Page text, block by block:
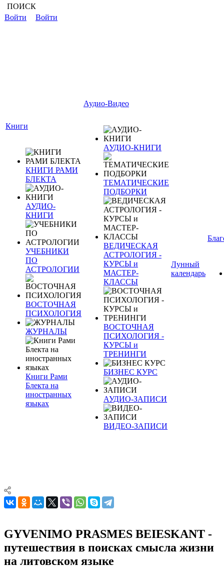
ПОИСК
Войти
Войти
Книги
КНИГИ РАМИ
БЛЕКТА
АУДИО-
КНИГИ
УЧЕБНИКИ
ПО
АСТРОЛОГИИ
ВОСТОЧНАЯ
ПСИХОЛОГИЯ
ЖУРНАЛЫ
Книги Рами
Блекта на
иностранных
языках
Аудио-Видео
АУДИО-КНИГИ
ТЕМАТИЧЕСКИЕ
ПОДБОРКИ
ВЕДИЧЕСКАЯ
АСТРОЛОГИЯ -
КУРСЫ и
МАСТЕР-
КЛАССЫ
ВОСТОЧНАЯ
ПСИХОЛОГИЯ -
КУРСЫ и
ТРЕНИНГИ
БИЗНЕС КУРС
АУДИО-ЗАПИСИ
ВИДЕО-ЗАПИСИ
Лунный
календарь
GYVENIMO PRASMES BEIESKANT -
путешествия в поисках смысла жизни
на литовском языке